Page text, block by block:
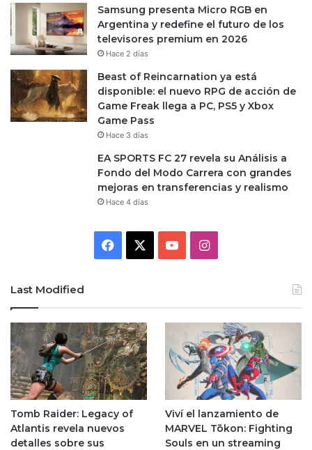
Samsung presenta Micro RGB en
Argentina y redefine el futuro de los
televisores premium en 2026
Hace 2 días
Beast of Reincarnation ya está
disponible: el nuevo RPG de acción de
Game Freak llega a PC, PS5 y Xbox
Game Pass
Hace 3 días
EA SPORTS FC 27 revela su Análisis a
Fondo del Modo Carrera con grandes
mejoras en transferencias y realismo
Hace 4 días
Facebook YouTubeInstagram
Last Modified
Tomb Raider: Legacy of
Atlantis revela nuevos
detalles sobre sus
Viví el lanzamiento de
MARVEL Tōkon: Fighting
Souls en un streaming